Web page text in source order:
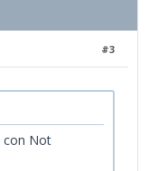
#3
con Not